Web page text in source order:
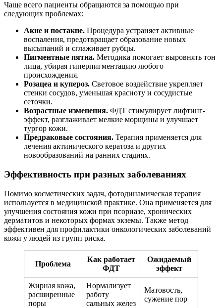
Чаще всего пациенты обращаются за помощью при
следующих проблемах:
Акне и постакне. Процедура устраняет активные
воспаления, предотвращает образование новых
высыпаний и сглаживает рубцы.
Пигментные пятна. Методика помогает выровнять тон
лица, убирая гиперпигментацию любого
происхождения.
Розацеа и купероз. Световое воздействие укрепляет
стенки сосудов, уменьшая красноту и сосудистые
сеточки.
Возрастные изменения. ФДТ стимулирует лифтинг-
эффект, разглаживает мелкие морщины и улучшает
тургор кожи.
Предраковые состояния. Терапия применяется для
лечения актинического кератоза и других
новообразований на ранних стадиях.
Эффективность при разных заболеваниях
Помимо косметических задач, фотодинамическая терапия
используется в медицинской практике. Она применяется для
улучшения состояния кожи при псориазе, хронических
дерматитов и некоторых формах экземы. Также метод
эффективен для профилактики онкологических заболеваний
кожи у людей из групп риска.
Проблема
Как работает
ФДТ
Ожидаемый
эффект
Жирная кожа,
расширенные
поры
Нормализует
работу
сальных желез
Матовость,
сужение пор